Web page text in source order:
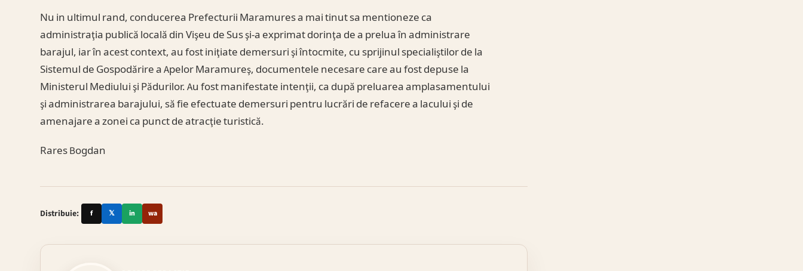
Nu in ultimul rand, conducerea Prefecturii Maramures a mai tinut sa mentioneze ca
administraţia publică locală din Vişeu de Sus şi-a exprimat dorinţa de a prelua în administrare
barajul, iar în acest context, au fost iniţiate demersuri şi întocmite, cu sprijinul specialiştilor de la
Sistemul de Gospodărire a Apelor Maramureş, documentele necesare care au fost depuse la
Ministerul Mediului şi Pădurilor. Au fost manifestate intenţii, ca după preluarea amplasamentului
şi administrarea barajului, să fie efectuate demersuri pentru lucrări de refacere a lacului şi de
amenajare a zonei ca punct de atracţie turistică.
Rares Bogdan
Distribuie: f 𝕏 in wa